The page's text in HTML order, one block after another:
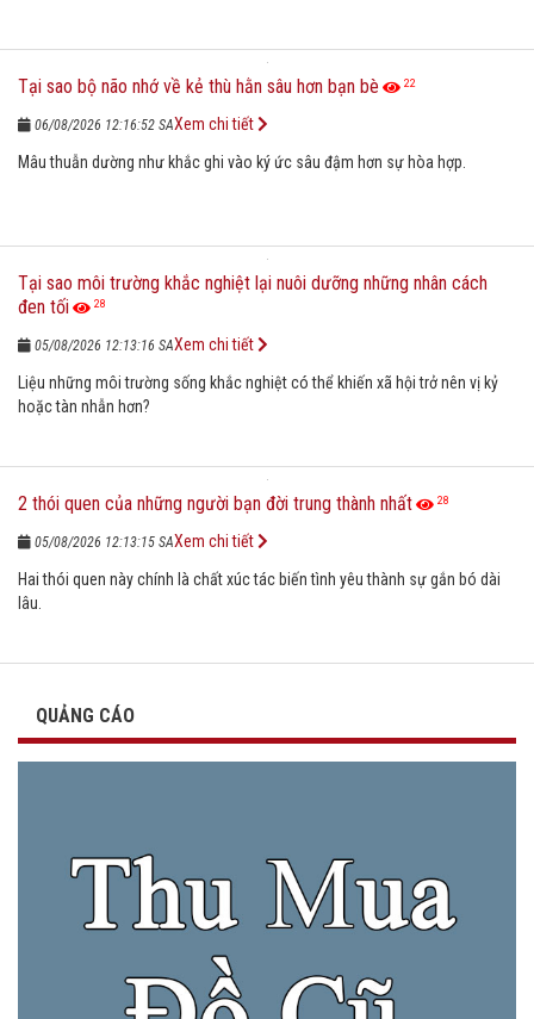
Tại sao bộ não nhớ về kẻ thù hằn sâu hơn bạn bè 22
06/08/2026 12:16:52 SA
Mâu thuẫn dường như khắc ghi vào ký ức sâu đậm hơn sự hòa hợp.
Xem chi tiết
Tại sao môi trường khắc nghiệt lại nuôi dưỡng những nhân cách
đen tối
28
05/08/2026 12:13:16 SA
Liệu những môi trường sống khắc nghiệt có thể khiến xã hội trở nên vị kỷ
hoặc tàn nhẫn hơn?
Xem chi tiết
2 thói quen của những người bạn đời trung thành nhất 28
05/08/2026 12:13:15 SA
Hai thói quen này chính là chất xúc tác biến tình yêu thành sự gắn bó dài
lâu.
Xem chi tiết
QUẢNG CÁO